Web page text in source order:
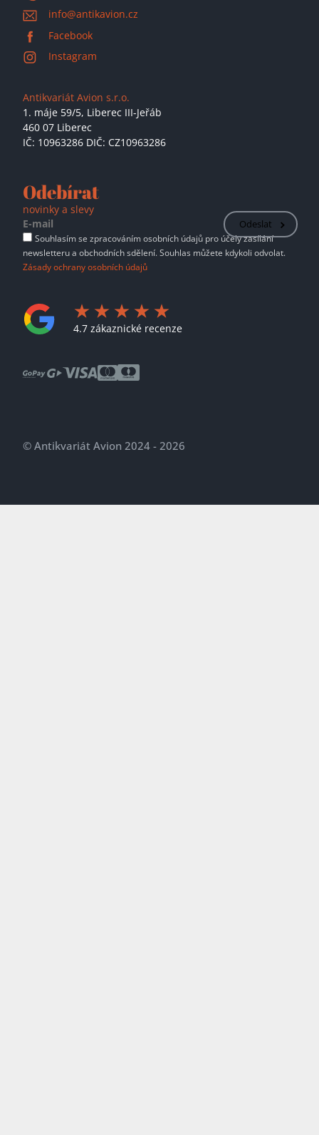
info@antikavion.cz
Facebook
Instagram
Antikvariát Avion s.r.o.
1. máje 59/5, Liberec III-Jeřáb
460 07 Liberec
IČ: 10963286 DIČ: CZ10963286
Odebírat
novinky a slevy
Odeslat
Souhlasím se zpracováním osobních údajů pro účely zasílání
newsletteru a obchodních sdělení. Souhlas můžete kdykoli odvolat.
Zásady ochrany osobních údajů
4.7 zákaznické recenze
© Antikvariát Avion 2024 - 2026